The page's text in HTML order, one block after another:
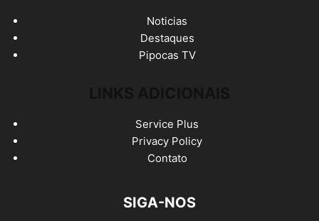
Noticias
Destaques
Pipocas TV
Service Plus
Privacy Policy
Contato
SIGA-NOS